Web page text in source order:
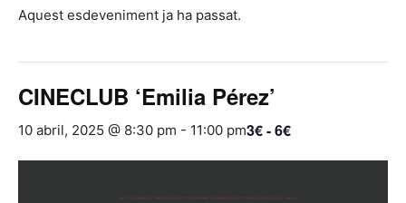
Aquest esdeveniment ja ha passat.
CINECLUB ‘Emilia Pérez’
10 abril, 2025 @ 8:30 pm - 11:00 pm3€ - 6€